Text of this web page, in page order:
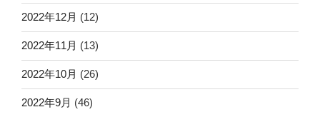
2022年12月 (12)
2022年11月 (13)
2022年10月 (26)
2022年9月 (46)